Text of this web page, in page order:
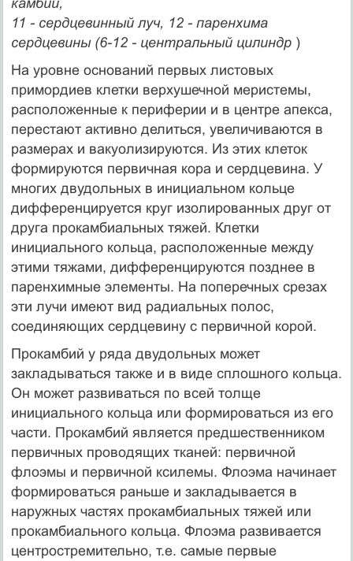
11 - сердцевинный луч, 12 - паренхима
сердцевины (6-12 - центральный цилиндр)
На уровне оснований первых листовых
примордиев клетки верхушечной меристемы,
расположенные к периферии и в центре апекса,
перестают активно делиться, увеличиваются в
размерах и вакуолизируются. Из этих клеток
формируются первичная кора и сердцевина. У
многих двудольных в инициальном кольце
дифференцируется круг изолированных друг от
друга прокамбиальных тяжей. Клетки
инициального кольца, расположенные между
этими тяжами, дифференцируются позднее в
паренхимные элементы. На поперечных срезах
эти лучи имеют вид радиальных полос,
соединяющих сердцевину с первичной корой.
Прокамбий у ряда двудольных может
закладываться также и в виде сплошного кольца.
Он может развиваться по всей толще
инициального кольца или формироваться из его
части. Прокамбий является предшественником
первичных проводящих тканей: первичной
флоэмы и первичной ксилемы. Флоэма начинает
формироваться раньше и закладывается в
наружных частях прокамбиальных тяжей или
прокамбиального кольца. Флоэма развивается
центростремительно, т.е. самые первые